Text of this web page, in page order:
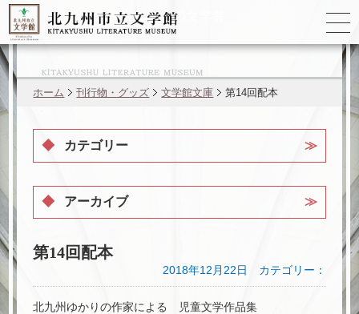
ゆかりの
ホーム 刊行物・グッズ 文学館文庫 第14回配本
第14回配本
2018年12月22日 カテゴリー：
北九州ゆかりの作家による 児童文学作品集
カテゴリー
アーカイブ